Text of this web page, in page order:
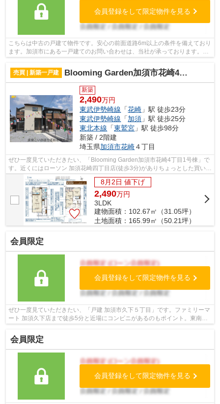
会員登録をして限定物件を見る
こちらは中古の戸建て物件です。安心の前面道路6m以上の条件を備えており
ます。加須市にある一戸建てのお問い合わせは、当社が承っております。マ
売買 | 新築一戸建
Blooming Garden加須市花崎4丁目1号棟
新築
2,490万円
東武伊勢崎線 「花崎 」駅 徒歩23分
東武伊勢崎線 「加須 」駅 徒歩25分
東北本線 「東鷲宮 」駅 徒歩98分
新築 / 2階建
埼玉県加須市花崎４丁目
ぜひ一度見ていただきたい、「Blooming Garden加須市花崎4丁目1号棟」で
す。近くにはローソン 加須花崎四丁目店(徒歩3分)がありちょっとした買い物
に便利です。2026年3月完成の新築物...
8月2日 値下げ
2,490万円
3LDK
建物面積：102.67㎡（31.05坪）
土地面積：165.99㎡（50.21坪）
会員限定
会員登録をして限定物件を見る
ぜひ一度見ていただきたい、「戸建 加須市久下５丁目」です。ファミリーマ
ート 加須久下店まで徒歩5分と近場にコンビニがあるのもポイント。東南側
会員限定
会員登録をして限定物件を見る